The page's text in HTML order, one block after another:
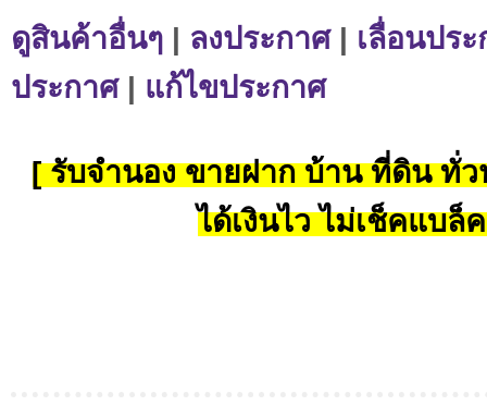
ดูสินค้าอื่นๆ | ลงประกาศ| เลื่อนปร
ประกาศ| แก้ไขประกาศ
[ รับจำนอง ขายฝาก บ้าน ที่ดิน ทั่ว
ได้เงินไว ไม่เช็คแบล็